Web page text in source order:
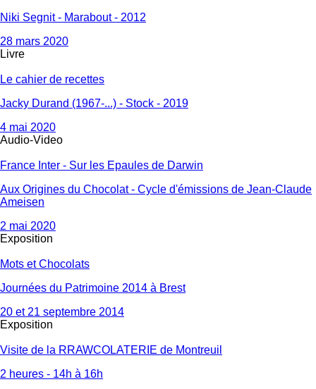
Niki Segnit - Marabout - 2012
28 mars 2020
Livre
Le cahier de recettes
Jacky Durand (1967-...) - Stock - 2019
4 mai 2020
Audio-Video
France Inter - Sur les Epaules de Darwin
Aux Origines du Chocolat - Cycle d'émissions de Jean-Claude
Ameisen
2 mai 2020
Exposition
Mots et Chocolats
Journées du Patrimoine 2014 à Brest
20 et 21 septembre 2014
Exposition
Visite de la RRAWCOLATERIE de Montreuil
2 heures - 14h à 16h